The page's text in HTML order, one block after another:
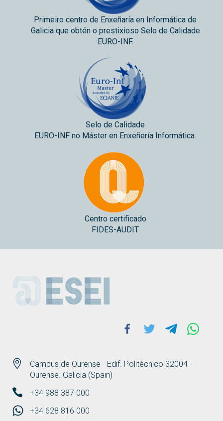
Primeiro centro de Enxeñaría en Informática de
Galicia que obtén o prestixioso Selo de Calidade
EURO-INF.
Selo de Calidade
EURO-INF no Máster en Enxeñería Informática.
Centro certificado
FIDES-AUDIT
ESEI
Campus de Ourense - Edif. Politécnico 32004 -
Ourense. Galicia (Spain)
+34 988 387 000
+34 628 816 000
Facebook
Twitter Telegram